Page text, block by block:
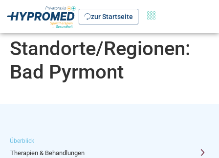
zur Startseite
Standorte/Regionen:
Bad Pyrmont
Überblick
Therapien & Behandlungen